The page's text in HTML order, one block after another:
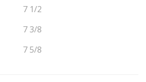
7 1/2
7 3/8
7 5/8